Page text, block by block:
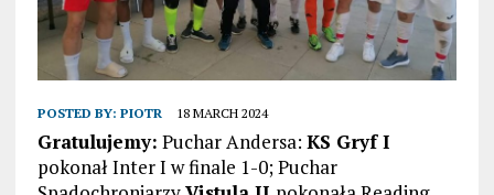
POSTED BY: PIOTR 18 MARCH 2024
Gratulujemy: Puchar Andersa: KS Gryf I
pokonał Inter I w finale 1-0; Puchar